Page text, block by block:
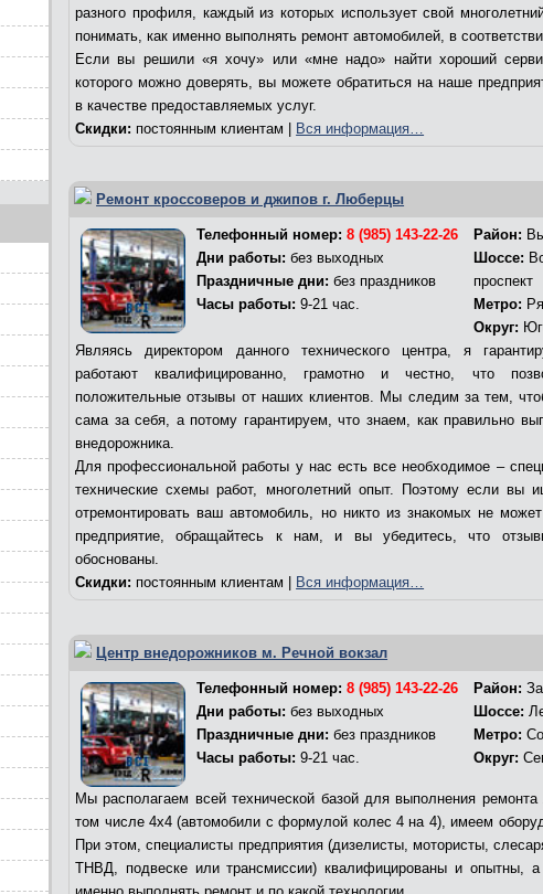
разного профиля, каждый из которых использует свой
понимать, как именно выполнять ремонт автомобилей, в
Если вы решили «я хочу» или «мне надо» найти хороший
которого можно доверять, вы можете обратиться на наше
в качестве предоставляемых услуг.
Скидки: постоянным клиентам | Вся информация…
Ремонт кроссоверов и джипов г. Люберцы
Телефонный номер:8 (985) 143-22-26
Дни работы: без выходных
Праздничные дни: без праздников
Часы работы: 9-21 час.
Район:
Шоссе:
проспект
Метро:
Округ:
Являясь директором данного технического центра, я
работают квалифицированно, грамотно и честно, что
положительные отзывы от наших клиентов. Мы следим за тем,
сама за себя, а потому гарантируем, что знаем, как правильно
внедорожника.
Для профессиональной работы у нас есть все необходимое –
технические схемы работ, многолетний опыт. Поэтому если вы
отремонтировать ваш автомобиль, но никто из знакомых не
предприятие, обращайтесь к нам, и вы убедитесь, что
обоснованы.
Скидки: постоянным клиентам | Вся информация…
Центр внедорожников м. Речной вокзал
Телефонный номер:8 (985) 143-22-26
Дни работы: без выходных
Праздничные дни: без праздников
Часы работы: 9-21 час.
Район:
Шоссе:
Метро:
Округ:
Мы располагаем всей технической базой для выполнения
том числе 4х4 (автомобили с формулой колес 4 на 4), имеем
При этом, специалисты предприятия (дизелисты, мотористы,
ТНВД, подвеске или трансмиссии) квалифицированы и опытны,